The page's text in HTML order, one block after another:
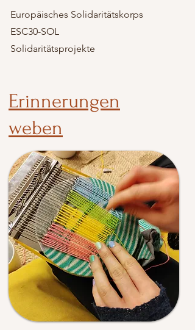
Europäisches Solidaritätskorps
ESC30-SOL
Solidaritätsprojekte
Erinnerungen
weben